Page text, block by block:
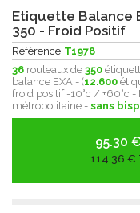
Etiquette Balance
350 - Froid Positif
Référence T1978
36 rouleaux de 350
balance EXA - (12.600
froid positif -10°c / +60°c
métropolitaine - sans
95.30
114,36 €